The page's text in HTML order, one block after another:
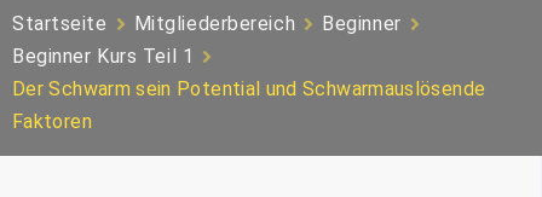
Startseite Mitgliederbereich
Beginner
Beginner Kurs Teil 1
Der Schwarm sein Potential und Schwarmauslösende
Faktoren